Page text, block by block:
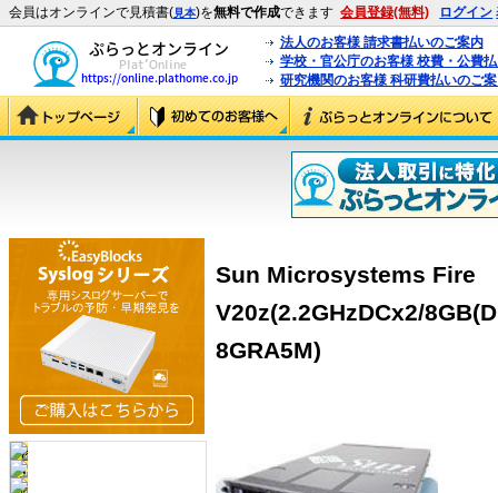
会員はオンラインで見積書(見本)を無料で作成できます 会員登録(無料) ログイン
法人のお客様 請求書払いのご案内
学校・官公庁のお客様 校費・公費
研究機関のお客様 科研費払いのご
Sun Microsystems Fire
V20z(2.2GHzDCx2/
8GRA5M)